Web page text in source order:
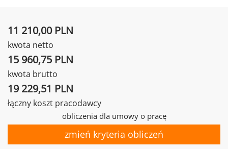
11 210,00 PLN
kwota netto
15 960,75 PLN
kwota brutto
19 229,51 PLN
łączny koszt pracodawcy
obliczenia dla umowy o pracę
zmień kryteria obliczeń